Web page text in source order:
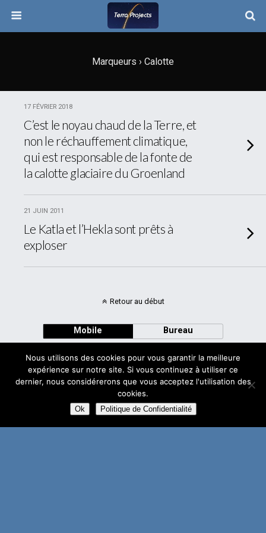
Marqueurs › Calotte
17 FÉVRIER 2018
C’est le noyau chaud de la Terre, et
non le réchauffement climatique,
qui est responsable de la fonte de
la calotte glaciaire du Groenland
21 JUIN 2011
Le Katla et l’Hekla sont prêts à
exploser
Retour au début
Mobile Bureau
Avec
WPtouch Mobile Suite for WordPress
Nous utilisons des cookies pour vous garantir la meilleure
expérience sur notre site. Si vous continuez à utiliser ce
dernier, nous considérerons que vous acceptez l'utilisation des
cookies.
Ok Politique de Confidentialité